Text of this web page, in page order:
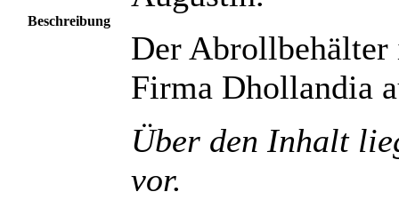
Beschreibung
Der Abrollbehälter
Firma Dhollandia
Über den Inhalt
vor.